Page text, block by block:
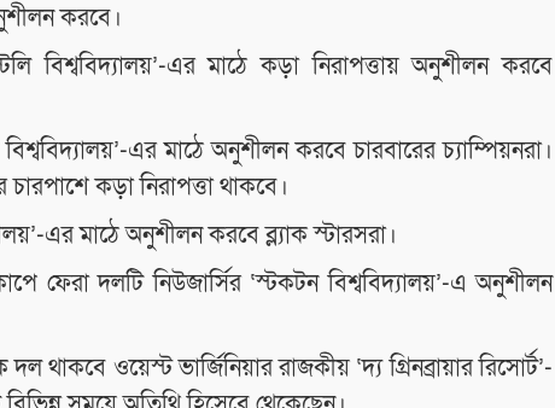
করবে।
বিশ্ববিদ্যালয়’-এর মাঠে কড়া নিরাপত্তায় অনুশীলন করবে
এর মাঠে অনুশীলন করবে চারবারের চ্যাম্পিয়নরা।
কড়া নিরাপত্তা থাকবে।
এর মাঠে অনুশীলন করবে ব্ল্যাক স্টারসরা।
ফেরা দলটি নিউজার্সির ‘স্টকটন বিশ্ববিদ্যালয়’-এ অনুশীলন
থাকবে ওয়েস্ট ভার্জিনিয়ার রাজকীয় ‘দ্য গ্রিনব্রায়ার রিসোর্ট’-